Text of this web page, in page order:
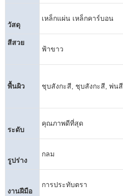
วัสดุ
เหล็กแผ่น เหล็กคาร์บอน
สีสวย
ฟ้าขาว
พื้นผิว ชุบสังกะสี, ชุบสังกะสี, พ่นสี
ระดับ
คุณภาพดีที่สุด
รูปร่าง
กลม
งานฝีมือ
การประทับตรา